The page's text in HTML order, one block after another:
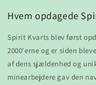
Hvem opdagede
Spirit Kvarts blev først
2000'erne og er siden
af dens sjældenhed og
minearbejdere gav den